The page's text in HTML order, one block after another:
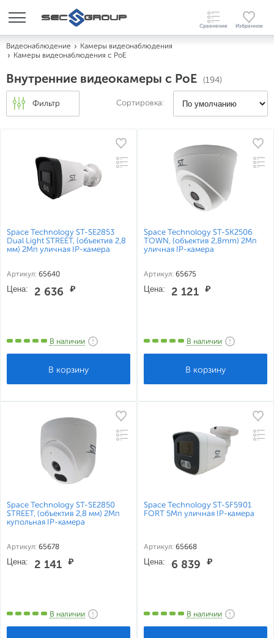
Видеонаблюдение
Камеры видеонаблюдения
Камеры видеонаблюдения c PoE
Внутренние видеокамеры с PoE (194)
Фильтр Сортировка:
Space Technology ST-SE2853
Dual Light STREET, (объектив 2,8
мм) 2Мп уличная IP-камера
Артикул: 65640
Цена: 2 636 ₽
В наличии
Space Technology ST-SK2506
TOWN, (объектив 2,8mm) 2Мп
уличная IP-камера
Артикул: 65675
Цена: 2 121 ₽
В наличии
Space Technology ST-SE2850
STREET, (объектив 2,8 мм) 2Мп
купольная IP-камера
Артикул: 65678
Цена: 2 141 ₽
В наличии
Space Technology ST-SF5901
FORT 5Мп уличная IP-камера
Артикул: 65668
Цена: 6 839 ₽
В наличии